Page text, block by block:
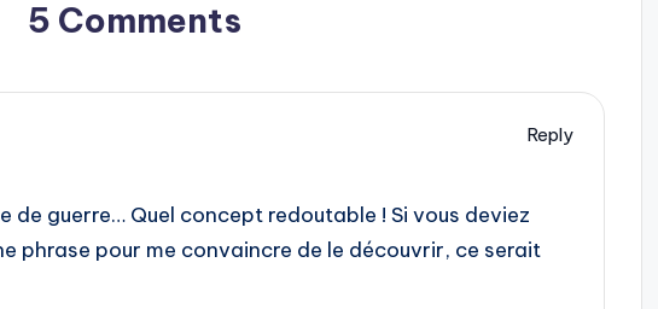
5 Comments
Reply
de guerre… Quel concept redoutable ! Si vous deviez
phrase pour me convaincre de le découvrir, ce serait